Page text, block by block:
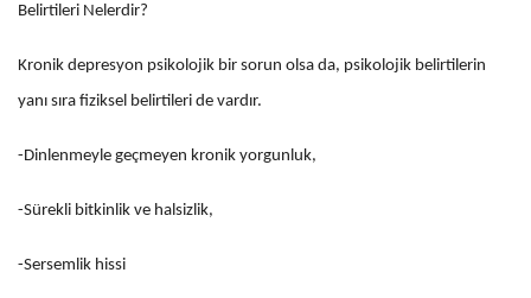
Belirtileri Nelerdir?
Kronik depresyon psikolojik bir sorun olsa da, psikolojik belirtilerin
yanı sıra fiziksel belirtileri de vardır.
-Dinlenmeyle geçmeyen kronik yorgunluk,
-Sürekli bitkinlik ve halsizlik,
-Sersemlik hissi